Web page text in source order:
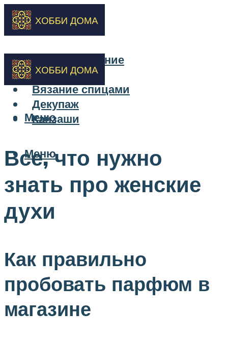
Бисероплетение
Вышивка
Вязание спицами
Декупаж
Канзаши
Меню
Меню
Все, что нужно
знать про женские
духи
Как правильно
пробовать парфюм в
магазине